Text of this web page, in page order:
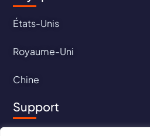
États-Unis
Royaume-Uni
Chine
Support